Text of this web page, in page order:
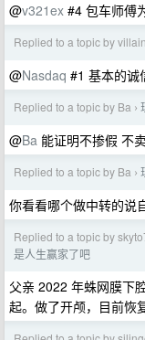
@v321ex #4 包车师傅
Replied to a topic by
@Nasdaq #1 基本的诚
Replied to a topic by Ba ›
@Ba 能证明不掺假 不
Replied to a topic by Ba ›
你看看哪个做中转的说
Replied to a topic by
是人生赢家了吧
父亲 2022 年蛛网膜下
起。做了开颅，目前恢